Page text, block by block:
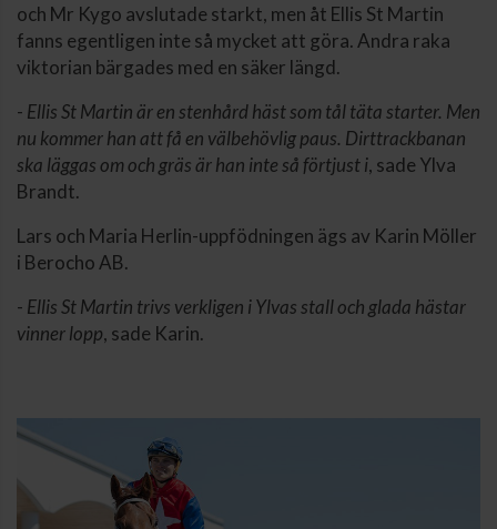
och Mr Kygo avslutade starkt, men åt Ellis St Martin
fanns egentligen inte så mycket att göra. Andra raka
viktorian bärgades med en säker längd.
- Ellis St Martin är en stenhård häst som tål täta starter. Men
nu kommer han att få en välbehövlig paus. Dirttrackbanan
ska läggas om och gräs är han inte så förtjust i, sade Ylva
Brandt.
Lars och Maria Herlin-uppfödningen ägs av Karin Möller
i Berocho AB.
- Ellis St Martin trivs verkligen i Ylvas stall och glada hästar
vinner lopp, sade Karin.